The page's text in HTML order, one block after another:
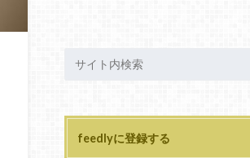
feedlyに登録する